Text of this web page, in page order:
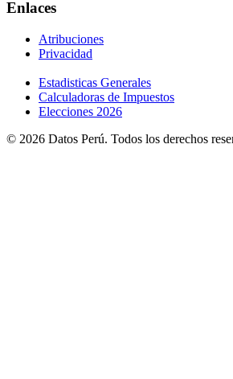
Enlaces
Atribuciones
Privacidad
Estadisticas Generales
Calculadoras de Impuestos
Elecciones 2026
© 2026 Datos Perú. Todos los derechos